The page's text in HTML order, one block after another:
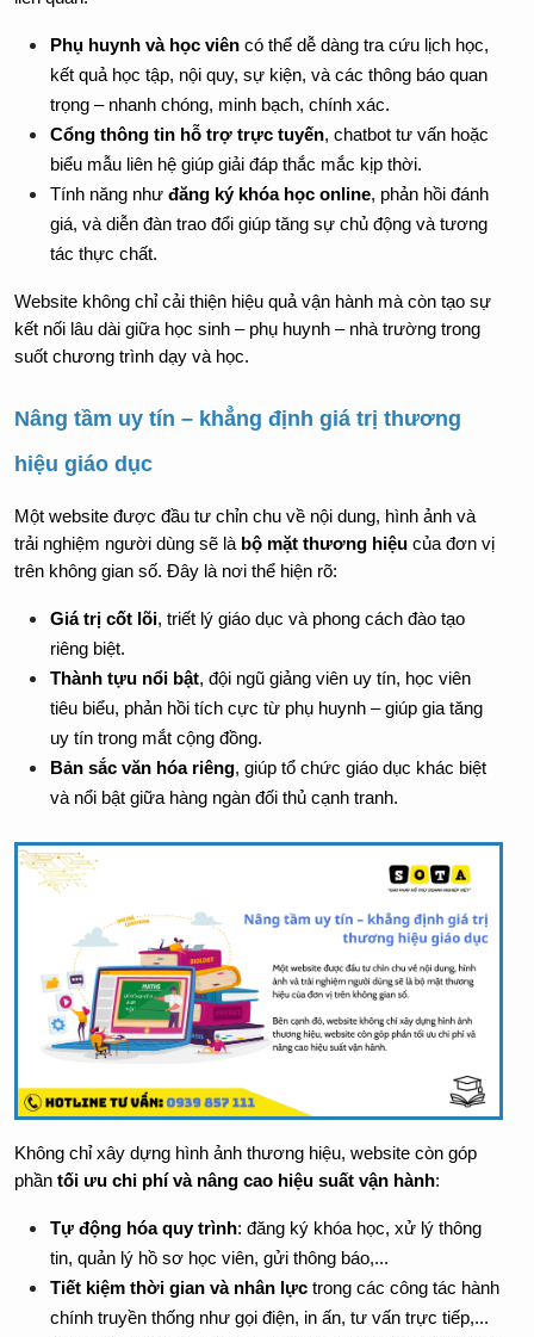
Phụ huynh và học viên có thể dễ dàng tra cứu lịch học,
kết quả học tập, nội quy, sự kiện, và các thông báo quan
trọng – nhanh chóng, minh bạch, chính xác.
Cổng thông tin hỗ trợ trực tuyến, chatbot tư vấn hoặc
biểu mẫu liên hệ giúp giải đáp thắc mắc kịp thời.
Tính năng như đăng ký khóa học online, phản hồi đánh
giá, và diễn đàn trao đổi giúp tăng sự chủ động và tương
tác thực chất.
Website không chỉ cải thiện hiệu quả vận hành mà còn tạo sự
kết nối lâu dài giữa học sinh – phụ huynh – nhà trường trong
suốt chương trình dạy và học.
Nâng tầm uy tín – khẳng định giá trị thương
hiệu giáo dục
Một website được đầu tư chỉn chu về nội dung, hình ảnh và
trải nghiệm người dùng sẽ là bộ mặt thương hiệu của đơn vị
trên không gian số. Đây là nơi thể hiện rõ:
Giá trị cốt lõi, triết lý giáo dục và phong cách đào tạo
riêng biệt.
Thành tựu nổi bật, đội ngũ giảng viên uy tín, học viên
tiêu biểu, phản hồi tích cực từ phụ huynh – giúp gia tăng
uy tín trong mắt cộng đồng.
Bản sắc văn hóa riêng, giúp tổ chức giáo dục khác biệt
và nổi bật giữa hàng ngàn đối thủ cạnh tranh.
Không chỉ xây dựng hình ảnh thương hiệu, website còn góp
phần tối ưu chi phí và nâng cao hiệu suất vận hành:
Tự động hóa quy trình: đăng ký khóa học, xử lý thông
tin, quản lý hồ sơ học viên, gửi thông báo,...
Tiết kiệm thời gian và nhân lực trong các công tác hành
chính truyền thống như gọi điện, in ấn, tư vấn trực tiếp,...